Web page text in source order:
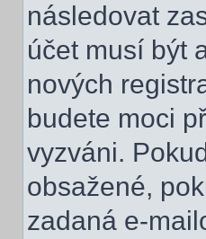
následovat
účet musí být
nových
budete moci
vyzváni.
obsažené,
zadaná e-